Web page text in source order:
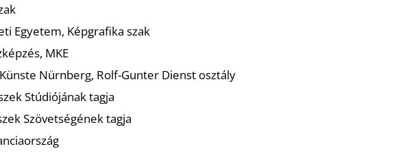
Egyetem, Képgrafika szak
MKE
Nürnberg, Rolf-Gunter Dienst osztály
Stúdiójának tagja
Szövetségének tagja